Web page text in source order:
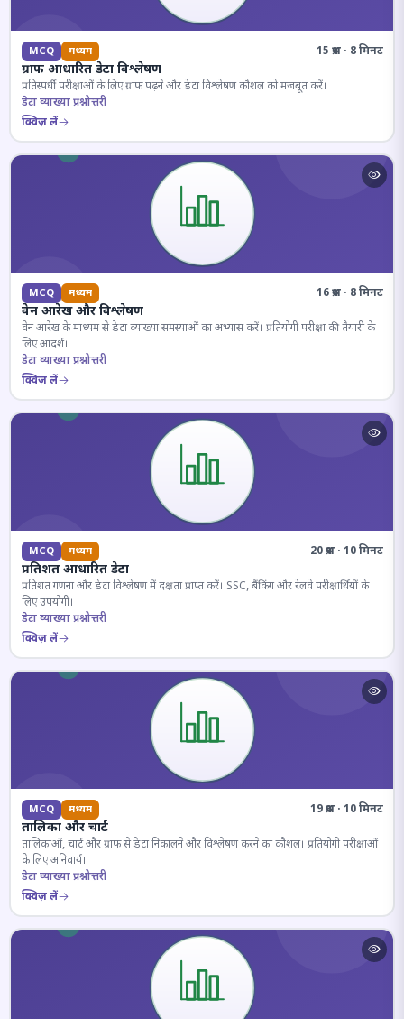
MCQ मध्यम 15 प्रश्न · 8 मिनट
ग्राफ आधारित डेटा विश्लेषण
प्रतिस्पर्धी परीक्षाओं के लिए ग्राफ पढ़ने और डेटा विश्लेषण कौशल को मजबूत करें।
डेटा व्याख्या प्रश्नोत्तरी
क्विज़ लें
MCQ मध्यम 16 प्रश्न · 8 मिनट
वेन आरेख और विश्लेषण
वेन आरेख के माध्यम से डेटा व्याख्या समस्याओं का अभ्यास करें। प्रतियोगी परीक्षा की तैयारी के
लिए आदर्श।
डेटा व्याख्या प्रश्नोत्तरी
क्विज़ लें
MCQ मध्यम 20 प्रश्न · 10 मिनट
प्रतिशत आधारित डेटा
प्रतिशत गणना और डेटा विश्लेषण में दक्षता प्राप्त करें। SSC, बैंकिंग और रेलवे परीक्षार्थियों के
लिए उपयोगी।
डेटा व्याख्या प्रश्नोत्तरी
क्विज़ लें
MCQ मध्यम 19 प्रश्न · 10 मिनट
तालिका और चार्ट
तालिकाओं, चार्ट और ग्राफ से डेटा निकालने और विश्लेषण करने का कौशल। प्रतियोगी परीक्षाओं
के लिए अनिवार्य।
डेटा व्याख्या प्रश्नोत्तरी
क्विज़ लें